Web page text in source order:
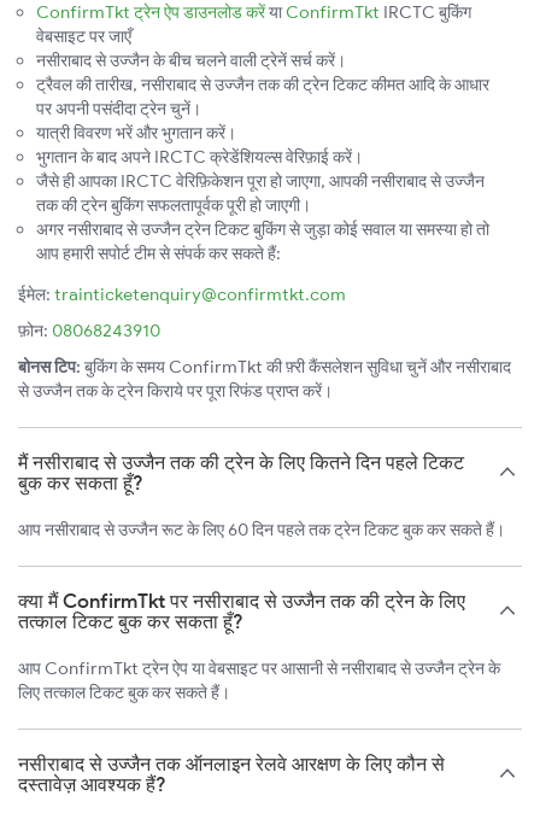
ConfirmTkt ट्रेन ऐप डाउनलोड करेंयाConfirmTkt IRCTC बुकिंग
वेबसाइट पर जाएँ
नसीराबाद से उज्जैन के बीच चलने वाली ट्रेनें सर्च करें।
ट्रैवल की तारीख, नसीराबाद से उज्जैन तक की ट्रेन टिकट कीमत आदि के आधार
पर अपनी पसंदीदा ट्रेन चुनें।
यात्री विवरण भरें और भुगतान करें।
भुगतान के बाद अपने IRCTC क्रेडेंशियल्स वेरिफ़ाई करें।
जैसे ही आपका IRCTC वेरिफ़िकेशन पूरा हो जाएगा, आपकी नसीराबाद से उज्जैन
तक की ट्रेन बुकिंग सफलतापूर्वक पूरी हो जाएगी।
अगर नसीराबाद से उज्जैन ट्रेन टिकट बुकिंग से जुड़ा कोई सवाल या समस्या हो तो
आप हमारी सपोर्ट टीम से संपर्क कर सकते हैं:
ईमेल: trainticketenquiry@confirmtkt.com
फ़ोन: 08068243910
बोनस टिप: बुकिंग के समय ConfirmTkt की फ़्री कैंसलेशन सुविधा चुनें और नसीराबाद
से उज्जैन तक के ट्रेन किराये पर पूरा रिफंड प्राप्त करें।
मैं नसीराबाद से उज्जैन तक की ट्रेन के लिए कितने दिन पहले टिकट
बुक कर सकता हूँ?
आप नसीराबाद से उज्जैन रूट के लिए 60 दिन पहले तक ट्रेन टिकट बुक कर सकते हैं।
क्या मैं ConfirmTkt पर नसीराबाद से उज्जैन तक की ट्रेन के लिए
तत्काल टिकट बुक कर सकता हूँ?
आप ConfirmTkt ट्रेन ऐप या वेबसाइट पर आसानी से नसीराबाद से उज्जैन ट्रेन के
लिए तत्काल टिकट बुक कर सकते हैं।
नसीराबाद से उज्जैन तक ऑनलाइन रेलवे आरक्षण के लिए कौन से
दस्तावेज़ आवश्यक हैं?